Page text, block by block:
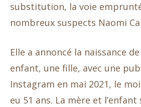
substitution, la voie
nombreux suspects Naomi
Elle a annoncé la naissance
enfant, une fille, avec une
Instagram en mai 2021, le
eu 51 ans. La mère et